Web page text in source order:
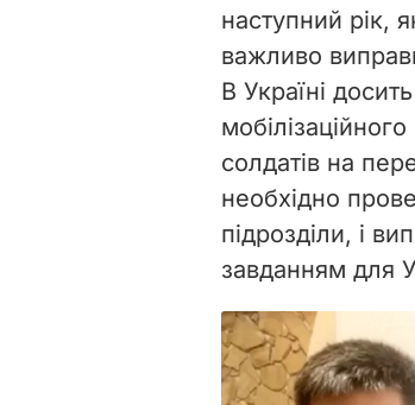
наступний рік,
важливо
В Україні
солдатів на
необхідно
підрозділи, і
завданням для